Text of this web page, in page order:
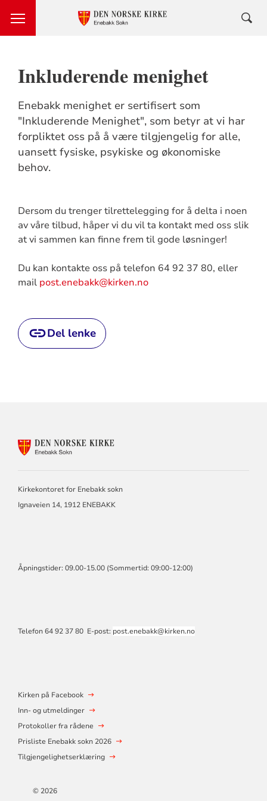
Inkluderende menighet
Enebakk menighet er sertifisert som
"Inkluderende Menighet", som betyr at vi har
forpliktet oss på å være tilgjengelig for alle,
uansett fysiske, psykiske og økonomiske
behov.
Dersom du trenger tilrettelegging for å delta i noen
av våre tilbud, håper vi du vil ta kontakt med oss slik
at vi sammen kan finne frem til gode løsninger!
Du kan kontakte oss på telefon 64 92 37 80, eller
mail post.enebakk@kirken.no
Del lenke
Kirkekontoret for Enebakk sokn
Ignaveien 14, 1912 ENEBAKK
Åpningstider: 09.00-15.00 (Sommertid: 09:00-12:00)
Telefon 64 92 37 80 E-post: post.enebakk@kirken.no
Kirken på Facebook
Inn- og utmeldinger
Protokoller fra rådene
Prisliste Enebakk sokn 2026
Tilgjengelighetserklæring
© 2026